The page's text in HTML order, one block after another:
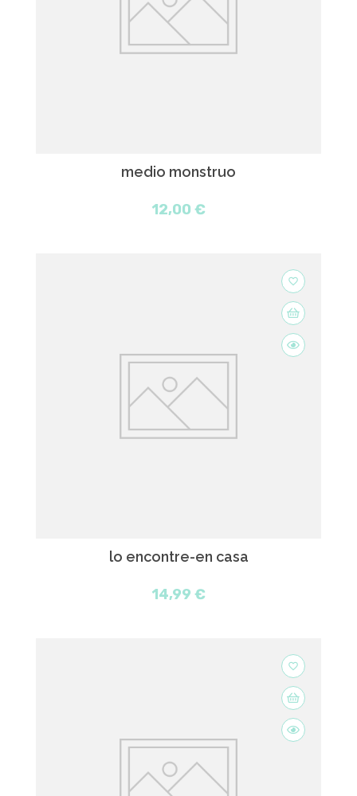
medio monstruo
12,00 €
favorite_border
lo encontre-en casa
14,99 €
favorite_border